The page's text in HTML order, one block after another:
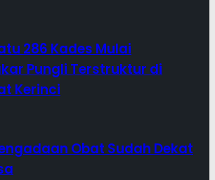
286 Kades Mulai
Pungli Terstruktur di
Kerinci
Obat Sudah Dekat